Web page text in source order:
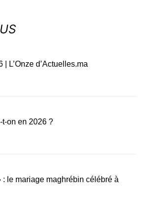
L’Onze d’Actuelles.ma
on en 2026 ?
: le mariage maghrébin célébré à